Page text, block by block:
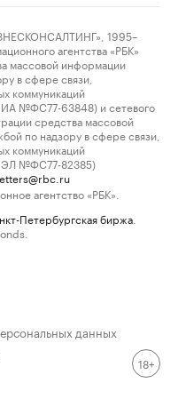
1995–
агентства «РБК»
массовой информации
в сфере связи,
коммуникаций
ИА №ФС77-63848) и сетевого
средства массовой
по надзору в сфере связи,
коммуникаций
ЭЛ №ФС77-82385)
агентство «РБК».
Петербургская биржа
данных
18+